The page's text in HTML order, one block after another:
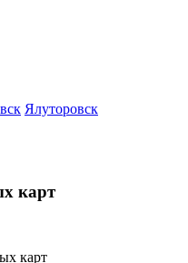
Ялуторовск
карт